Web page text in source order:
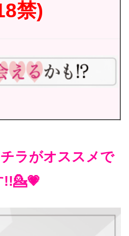
禁)
ラがオススメで
!!💁💗